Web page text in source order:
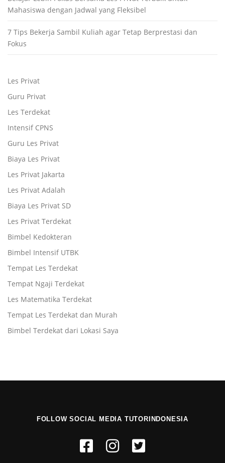
Mahasiswa dengan Jadwal yang Fleksibel
7 Tips Bekerja Sambil Kuliah agar Tetap Berprestasi dan
Fokus
Les Privat
Guru Privat
Les Terdekat
Intensif CPNS
Guru Les Privat
Biaya Les Privat
Les Privat Jakarta
Les Privat Adalah
Biaya Les Privat SD
Les Privat Terdekat
Bimbel Kedokteran
Bimbel Intensif UTBK
Tempat Les Terdekat
Tempat Ngaji Terdekat
Les Matematika Terdekat
Tempat Les Terdekat dan Murah
Bimbel Terdekat dari Lokasi Saya
FOLLOW SOCIAL MEDIA TUTORINDONESIA